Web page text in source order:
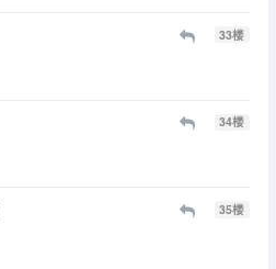
33楼
34楼
35楼